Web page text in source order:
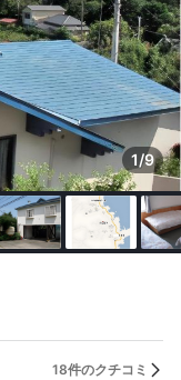
1/9
18件のクチコミ